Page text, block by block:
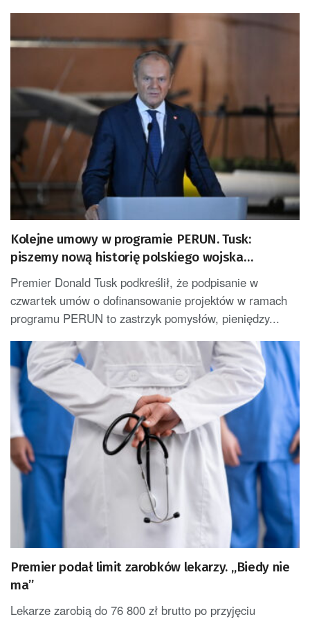
Kolejne umowy w programie PERUN. Tusk:
piszemy nową historię polskiego wojska
[AKTUALIZACJA]
Premier Donald Tusk podkreślił, że podpisanie w
czwartek umów o dofinansowanie projektów w ramach
programu PERUN to zastrzyk pomysłów, pieniędzy...
Premier podał limit zarobków lekarzy. „Biedy nie
ma”
Lekarze zarobią do 76 800 zł brutto po przyjęciu